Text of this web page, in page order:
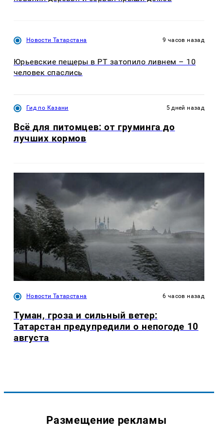
Новости Татарстана 9 часов назад
Юрьевские пещеры в РТ затопило ливнем – 10
человек спаслись
Гид по Казани 5 дней назад
Всё для питомцев: от груминга до
лучших кормов
Новости Татарстана 6 часов назад
Туман, гроза и сильный ветер:
Татарстан предупредили о непогоде 10
августа
Размещение рекламы